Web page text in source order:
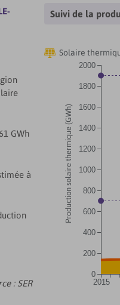
GWh
à
: SER
Suivi de la
 Solaire
2015
0
200
400
600
800
1000
1200
1400
1600
1800
2000
Production solaire thermique (GWh)